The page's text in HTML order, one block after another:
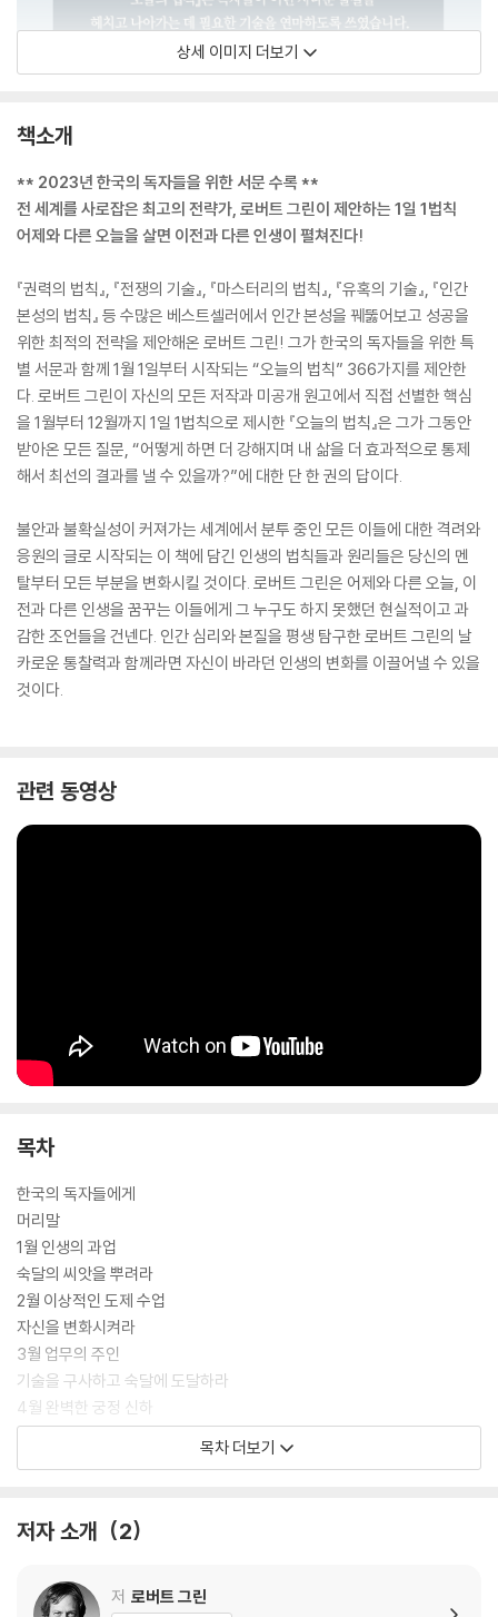
상세 이미지 더보기
책소개
** 2023년 한국의 독자들을 위한 서문 수록 **
전 세계를 사로잡은 최고의 전략가, 로버트 그린이 제안하는 1일 1법칙
어제와 다른 오늘을 살면 이전과 다른 인생이 펼쳐진다!
『권력의 법칙』, 『전쟁의 기술』, 『마스터리의 법칙』, 『유혹의 기술』, 『인간
본성의 법칙』 등 수많은 베스트셀러에서 인간 본성을 꿰뚫어보고 성공을
위한 최적의 전략을 제안해온 로버트 그린! 그가 한국의 독자들을 위한 특
별 서문과 함께 1월 1일부터 시작되는 “오늘의 법칙” 366가지를 제안한
다. 로버트 그린이 자신의 모든 저작과 미공개 원고에서 직접 선별한 핵심
을 1월부터 12월까지 1일 1법칙으로 제시한 『오늘의 법칙』은 그가 그동안
받아온 모든 질문, “어떻게 하면 더 강해지며 내 삶을 더 효과적으로 통제
해서 최선의 결과를 낼 수 있을까?”에 대한 단 한 권의 답이다.
불안과 불확실성이 커져가는 세계에서 분투 중인 모든 이들에 대한 격려와
응원의 글로 시작되는 이 책에 담긴 인생의 법칙들과 원리들은 당신의 멘
탈부터 모든 부분을 변화시킬 것이다. 로버트 그린은 어제와 다른 오늘, 이
전과 다른 인생을 꿈꾸는 이들에게 그 누구도 하지 못했던 현실적이고 과
감한 조언들을 건넨다. 인간 심리와 본질을 평생 탐구한 로버트 그린의 날
카로운 통찰력과 함께라면 자신이 바라던 인생의 변화를 이끌어낼 수 있을
것이다.
관련 동영상
목차
한국의 독자들에게
머리말
1월 인생의 과업
숙달의 씨앗을 뿌려라
2월 이상적인 도제 수업
자신을 변화시켜라
3월 업무의 주인
기술을 구사하고 숙달에 도달하라
4월 완벽한 궁정 신하
권력 게임을 벌여라
기만과 조종의 기예를 숙달하라
가슴과 머리를 꿰뚫어라
목차 더보기
저자 소개 2
저 로버트 그린